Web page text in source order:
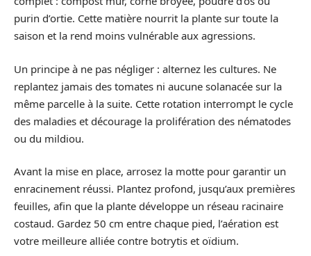
purin d’ortie. Cette matière nourrit la plante sur toute la
saison et la rend moins vulnérable aux agressions.
Un principe à ne pas négliger : alternez les cultures. Ne
replantez jamais des tomates ni aucune solanacée sur la
même parcelle à la suite. Cette rotation interrompt le cycle
des maladies et décourage la prolifération des nématodes
ou du mildiou.
Avant la mise en place, arrosez la motte pour garantir un
enracinement réussi. Plantez profond, jusqu’aux premières
feuilles, afin que la plante développe un réseau racinaire
costaud. Gardez 50 cm entre chaque pied, l’aération est
votre meilleure alliée contre botrytis et oïdium.